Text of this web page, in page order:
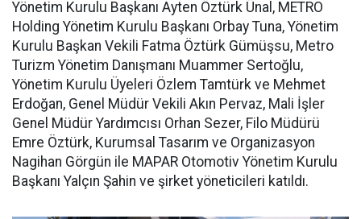
Yönetim Kurulu Başkanı Ayten Öztürk Ünal, METRO
Holding Yönetim Kurulu Başkanı Orbay Tuna, Yönetim
Kurulu Başkan Vekili Fatma Öztürk Gümüşsu, Metro
Turizm Yönetim Danışmanı Muammer Sertoğlu,
Yönetim Kurulu Üyeleri Özlem Tamtürk ve Mehmet
Erdoğan, Genel Müdür Vekili Akın Pervaz, Mali İşler
Genel Müdür Yardımcısı Orhan Sezer, Filo Müdürü
Emre Öztürk, Kurumsal Tasarım ve Organizasyon
Nagihan Görgün ile MAPAR Otomotiv Yönetim Kurulu
Başkanı Yalçın Şahin ve şirket yöneticileri katıldı.